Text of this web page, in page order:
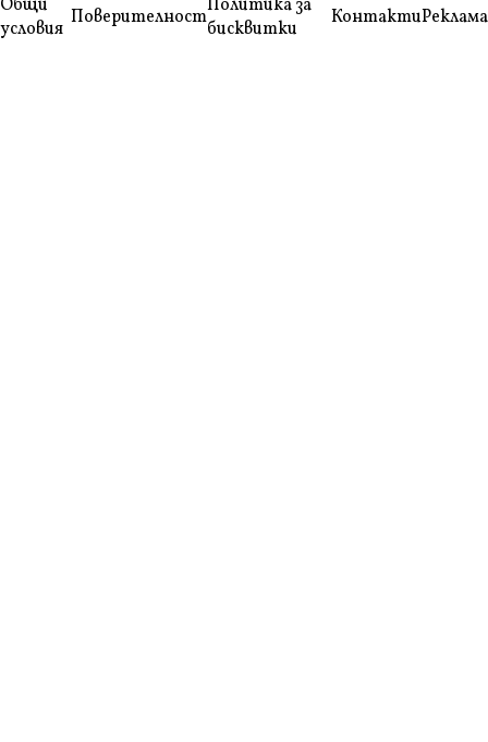
Общи
условия ПоверителностПолитика за
бисквитки
КонтактиРеклама